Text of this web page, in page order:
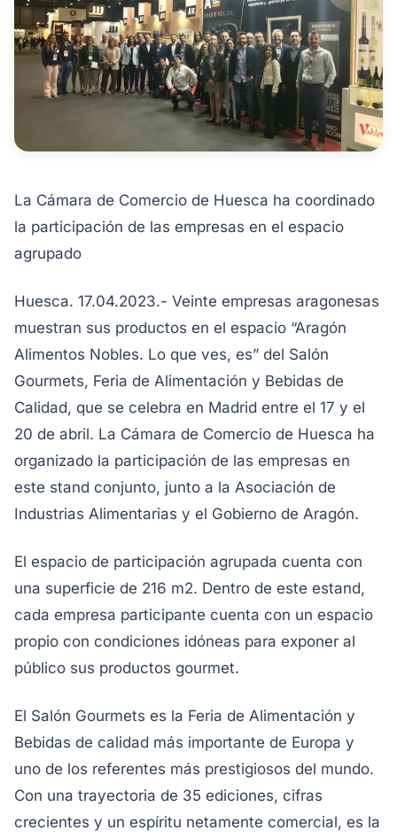
La Cámara de Comercio de Huesca ha coordinado
la participación de las empresas en el espacio
agrupado
Huesca. 17.04.2023.- Veinte empresas aragonesas
muestran sus productos en el espacio “Aragón
Alimentos Nobles. Lo que ves, es” del Salón
Gourmets, Feria de Alimentación y Bebidas de
Calidad, que se celebra en Madrid entre el 17 y el
20 de abril. La Cámara de Comercio de Huesca ha
organizado la participación de las empresas en
este stand conjunto, junto a la Asociación de
Industrias Alimentarias y el Gobierno de Aragón.
El espacio de participación agrupada cuenta con
una superficie de 216 m2. Dentro de este estand,
cada empresa participante cuenta con un espacio
propio con condiciones idóneas para exponer al
público sus productos gourmet.
El Salón Gourmets es la Feria de Alimentación y
Bebidas de calidad más importante de Europa y
uno de los referentes más prestigiosos del mundo.
Con una trayectoria de 35 ediciones, cifras
crecientes y un espíritu netamente comercial, es la